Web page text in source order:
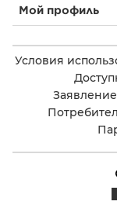
Мой профиль
Условия